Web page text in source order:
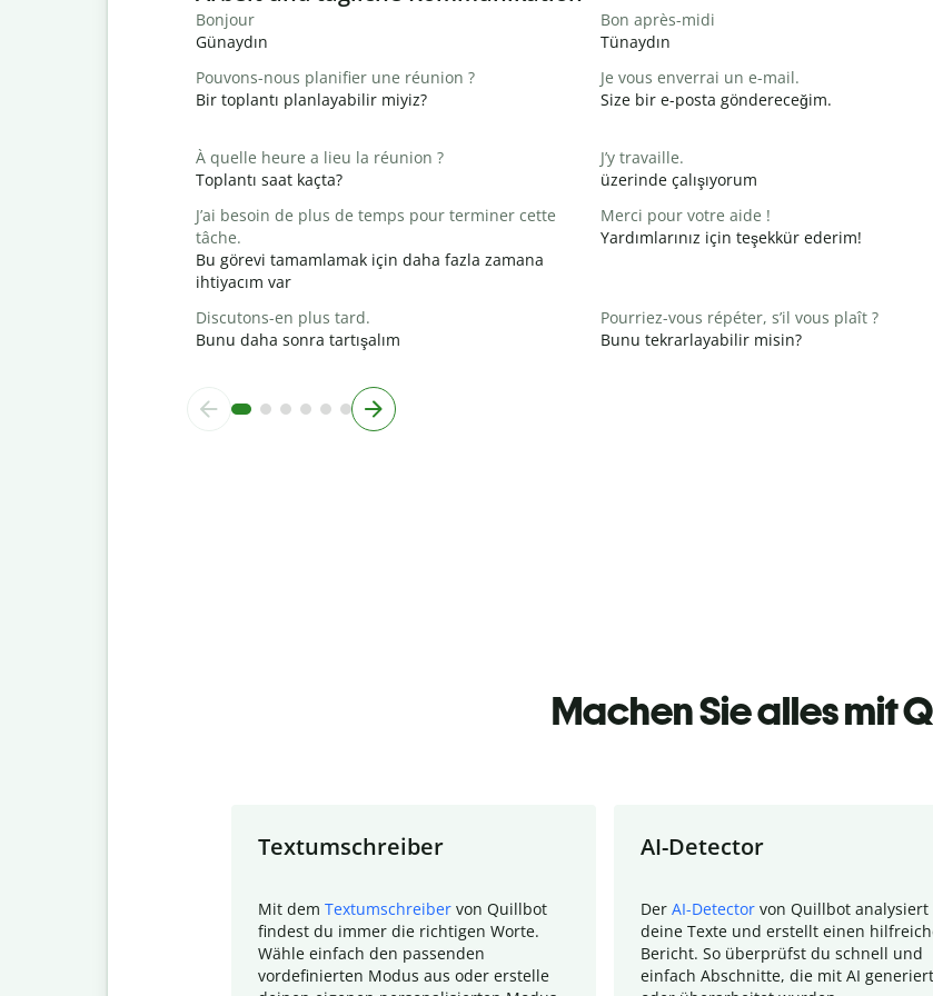
Bonjour
Günaydın
Bon après-midi
Tünaydın
Pouvons-nous planifier une réunion ?
Bir toplantı planlayabilir miyiz?
Je vous enverrai un e-mail.
Size bir e-posta göndereceğim.
À quelle heure a lieu la réunion ?
Toplantı saat kaçta?
J’y travaille.
üzerinde çalışıyorum
J’ai besoin de plus de temps pour terminer cette
tâche.
Bu görevi tamamlamak için daha fazla zamana
ihtiyacım var
Merci pour votre aide !
Yardımlarınız için teşekkür ederim!
Discutons-en plus tard.
Bunu daha sonra tartışalım
Pourriez-vous répéter, s’il vous plaît ?
Bunu tekrarlayabilir misin?
Machen Sie alles mit
Textumschreiber
Mit dem Textumschreiber von Quillbot
findest du immer die richtigen Worte.
Wähle einfach den passenden
vordefinierten Modus aus oder erstelle
AI-Detector
Der AI-Detector von Quillbot analysiert
deine Texte und erstellt einen
Bericht. So überprüfst du schnell und
einfach Abschnitte, die mit AI generiert